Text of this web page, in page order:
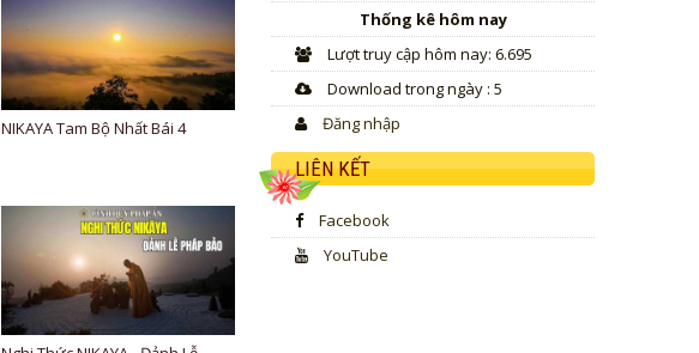
NIKAYA Tam Bộ Nhất Bái 4
Thống kê hôm nay
Lượt truy cập hôm nay: 6.695
Download trong ngày : 5
Đăng nhập
LIÊN KẾT
Facebook
YouTube